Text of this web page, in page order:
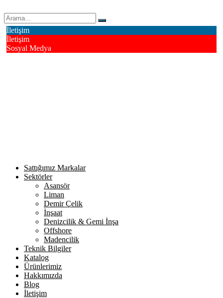
İletişim
İletişim
Sosyal Medya
Sattığımız Markalar
Sektörler
Asansör
Liman
Demir Çelik
İnşaat
Denizcilik & Gemi İnşa
Offshore
Madencilik
Teknik Bilgiler
Katalog
Ürünlerimiz
Hakkımızda
Blog
İletişim